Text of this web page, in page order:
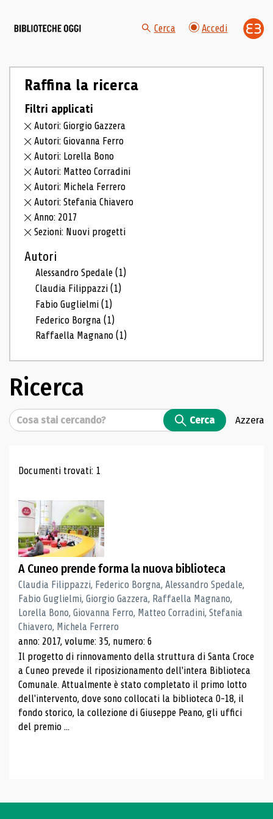
Cerca Accedi
Raffina la ricerca
Filtri applicati
Autori: Giorgio Gazzera
Autori: Giovanna Ferro
Autori: Lorella Bono
Autori: Matteo Corradini
Autori: Michela Ferrero
Autori: Stefania Chiavero
Anno: 2017
Sezioni: Nuovi progetti
Autori
Alessandro Spedale(1)
Claudia Filippazzi(1)
Fabio Guglielmi(1)
Federico Borgna(1)
Raffaella Magnano(1)
Ricerca
Cerca Cerca Azzera
Risultati di ricerca
Documenti trovati: 1
A Cuneo prende forma la nuova biblioteca
Claudia Filippazzi, Federico Borgna, Alessandro Spedale,
Fabio Guglielmi, Giorgio Gazzera, Raffaella Magnano,
Lorella Bono, Giovanna Ferro, Matteo Corradini, Stefania
Chiavero, Michela Ferrero
anno: 2017, volume: 35, numero: 6
Il progetto di rinnovamento della struttura di Santa Croce
a Cuneo prevede il riposizionamento dell'intera Biblioteca
Comunale. Attualmente è stato completato il primo lotto
dell'intervento, dove sono collocati la biblioteca 0-18, il
fondo storico, la collezione di Giuseppe Peano, gli uffici
del premio ...